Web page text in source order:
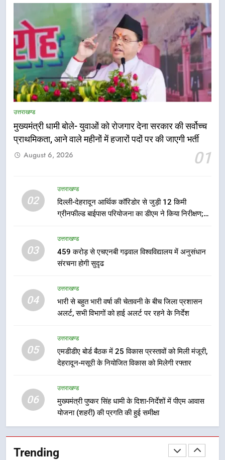
उत्तराखण्ड
मुख्यमंत्री धामी बोले- युवाओं को रोजगार देना सरकार की सर्वोच्च
प्राथमिकता, आने वाले महीनों में हजारों पदों पर की जाएगी भर्ती
01
August 6, 2026
02
उत्तराखण्ड
दिल्ली-देहरादून आर्थिक कॉरिडोर से जुड़ी 12 किमी
ग्रीनफील्ड बाईपास परियोजना का डीएम ने किया निरीक्षण;
सुरक्षा मानकों से कोई समझौता नहींः डीएम
03
उत्तराखण्ड
459 करोड़ से एचएनबी गढ़वाल विश्वविद्यालय में अनुसंधान
संरचना होगी सुदृढ
04
उत्तराखण्ड
भारी से बहुत भारी वर्षा की चेतावनी के बीच जिला प्रशासन
अलर्ट, सभी विभागों को हाई अलर्ट पर रहने के निर्देश
05
उत्तराखण्ड
एमडीडीए बोर्ड बैठक में 25 विकास प्रस्तावों को मिली मंजूरी,
देहरादून-मसूरी के नियोजित विकास को मिलेगी रफ्तार
06
उत्तराखण्ड
मुख्यमंत्री पुष्कर सिंह धामी के दिशा-निर्देशों में पीएम आवास
योजना (शहरी) की प्रगति की हुई समीक्षा
Trending
5
एमडीडीए बोर्ड बैठक में 25 विकास प्रस्तावों
नियोजित विकास को मिलेगी रफ्तार
उत्तराखण्ड
मुख्यमंत्री पुष्कर सिंह धामी के दिशा-निर्देशों
गिरफ्तार
उत्तराखण्ड
भारी बारिश का अलर्ट! 6 अगस्त को
देहरादून में स्कूल बंद
1
मुख्यमंत्री धामी बोले- युवाओं को रोजगार
भर्ती
12 किमी ग्रीनफील्ड बाईपास परियोजना
का डीएम ने किया निरीक्षण; समयबद्ध एवं